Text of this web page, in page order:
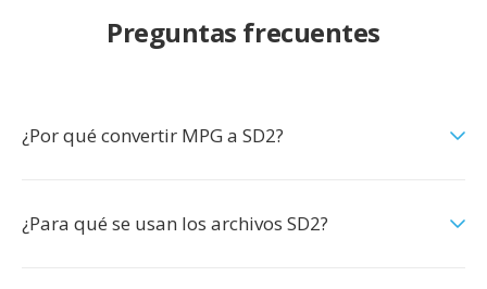
Preguntas frecuentes
¿Por qué convertir MPG a SD2?
¿Para qué se usan los archivos SD2?